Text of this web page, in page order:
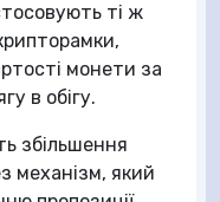
ті ж
монети за
в обігу.
збільшення
механізм, який